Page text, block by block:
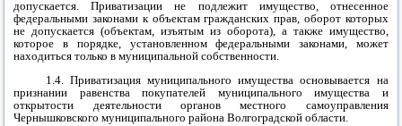
допускается. Приватизации не подлежит имущество, отнесенное
федеральными законами к объектам гражданских прав, оборот которых
не допускается (объектам, изъятым из оборота), а также имущество,
которое в порядке, установленном федеральными законами, может
находиться только в муниципальной собственности.
1.4. Приватизация муниципального имущества основывается на
признании равенства покупателей муниципального имущества и
открытости деятельности органов местного самоуправления
Чернышковского муниципального районаВолгоградской области.